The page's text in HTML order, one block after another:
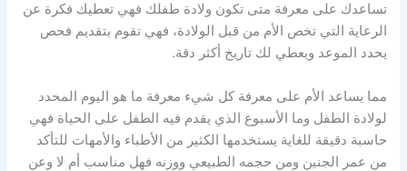
تساعدك على معرفة متى تكون ولادة طفلك فهي تعطيك فكرة عن
الرعاية التي تخص الأم من قبل الولادة، فهي تقوم بتقديم فحص
يحدد الموعد ويعطي لك تاريخ أكثر دقة.
مما يساعد الأم على معرفة كل شيء معرفة ما هو اليوم المحدد
لولادة الطفل وما الأسبوع الذي يقدم فيه الطفل على الحياة فهي
حاسبة دقيقة للغاية يستخدمها الكثير من الأطباء والأمهات للتأكد
من عمر الجنين ومن حجمه الطبيعي ووزنه فهل مناسب أم لا وعن